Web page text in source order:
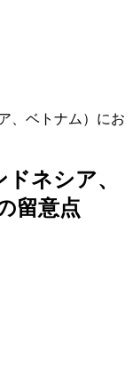
、ベトナム）にお
ネシア、
留意点